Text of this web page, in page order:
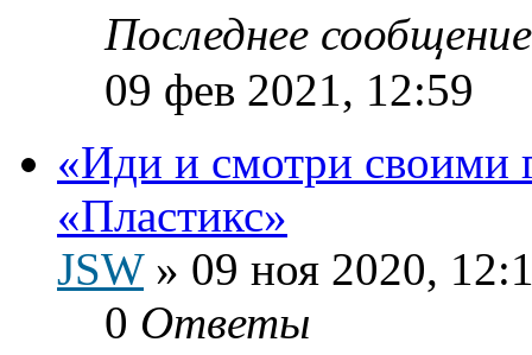
Последнее
09 фев 2021, 12:59
«Иди и смотри своими
«Пластикс»
JSW» 09 ноя 2020,
0 Ответы